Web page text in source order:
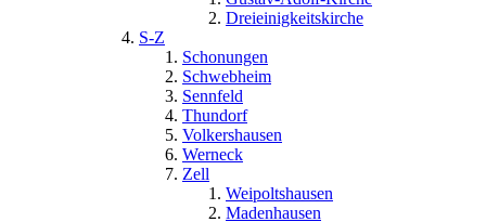
Dreieinigkeitskirche
S-Z
Schonungen
Schwebheim
Sennfeld
Thundorf
Volkershausen
Werneck
Zell
Weipoltshausen
Madenhausen